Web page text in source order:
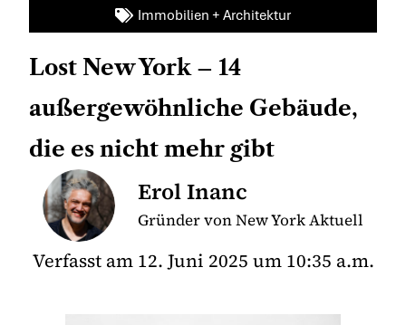
Immobilien + Architektur
Lost New York – 14
außergewöhnliche Gebäude,
die es nicht mehr gibt
Erol Inanc
Gründer von New York Aktuell
Verfasst am 12. Juni 2025 um 10:35 a.m.